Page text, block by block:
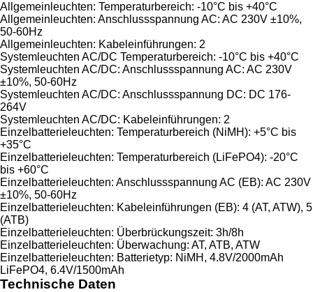
Allgemeinleuchten: Temperaturbereich: -10°C bis +40°C
Allgemeinleuchten: Anschlussspannung AC: AC 230V ±10%,
50-60Hz
Allgemeinleuchten: Kabeleinführungen: 2
Systemleuchten AC/DC Temperaturbereich: -10°C bis +40°C
Systemleuchten AC/DC: Anschlussspannung AC: AC 230V
±10%, 50-60Hz
Systemleuchten AC/DC: Anschlussspannung DC: DC 176-
264V
Systemleuchten AC/DC: Kabeleinführungen: 2
Einzelbatterieleuchten: Temperaturbereich (NiMH): +5°C bis
+35°C
Einzelbatterieleuchten: Temperaturbereich (LiFePO4): -20°C
bis +60°C
Einzelbatterieleuchten: Anschlussspannung AC (EB): AC 230V
±10%, 50-60Hz
Einzelbatterieleuchten: Kabeleinführungen (EB): 4 (AT, ATW), 5
(ATB)
Einzelbatterieleuchten: Überbrückungszeit: 3h/8h
Einzelbatterieleuchten: Überwachung: AT, ATB, ATW
Einzelbatterieleuchten: Batterietyp: NiMH, 4.8V/2000mAh
LiFePO4, 6.4V/1500mAh
Technische Daten